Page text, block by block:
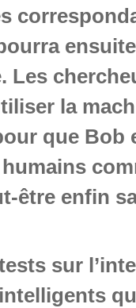
Les
la
que Bob
être enfin
sur